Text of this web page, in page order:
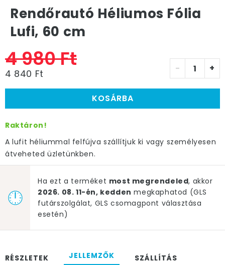
Rendőrautó Héliumos Fólia
Lufi, 60 cm
4 980 Ft
4 840 Ft - +
KOSÁRBA
Raktáron!
A lufit héliummal felfújva szállítjuk ki vagy személyesen
átveheted üzletünkben.
Ha ezt a terméket most megrendeled, akkor
2026. 08. 11-én, kedden megkaphatod (GLS
futárszolgálat, GLS csomagpont választása
esetén)
RÉSZLETEK JELLEMZŐK SZÁLLÍTÁS